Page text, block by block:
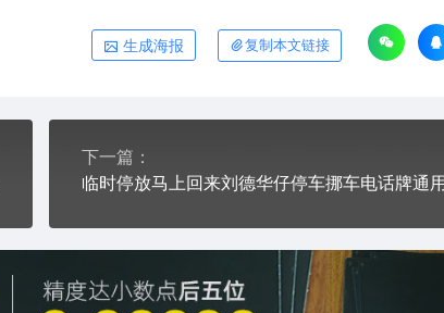
生成海报 复制本文链接
下一篇：